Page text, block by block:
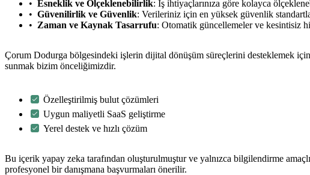
Esneklik ve Ölçeklenebilirlik: İş ihtiyaçlarınıza göre kolayca
Güvenilirlik ve Güvenlik: Verileriniz için en yüksek güvenlik
Zaman ve Kaynak Tasarrufu: Otomatik güncellemeler ve kesintisiz
Çorum Dodurga bölgesindeki işlerin dijital dönüşüm süreçlerini desteklemek
sunmak bizim önceliğimizdir.
Özelleştirilmiş bulut çözümleri
Uygun maliyetli SaaS geliştirme
Yerel destek ve hızlı çözüm
Bu içerik yapay zeka tarafından oluşturulmuştur ve yalnızca bilgilendirme
profesyonel bir danışmana başvurmaları önerilir.